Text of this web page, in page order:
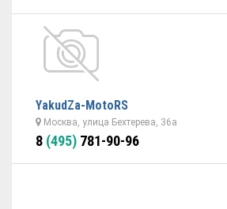
YakudZa-MotoRS
Москва, улица Бехтерева, 36а
8 (495) 781-90-96